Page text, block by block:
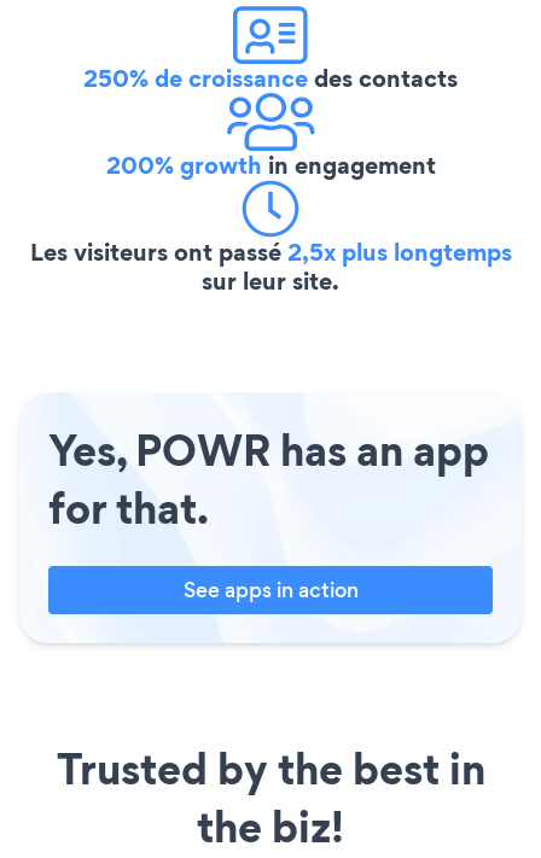
250% de croissancedes contacts
200% growth in engagement
Les visiteurs ont passé2,5x plus longtemps
sur leur site.
Yes, POWR has an app
for that.
See apps in action
Trusted by the best in
the biz!